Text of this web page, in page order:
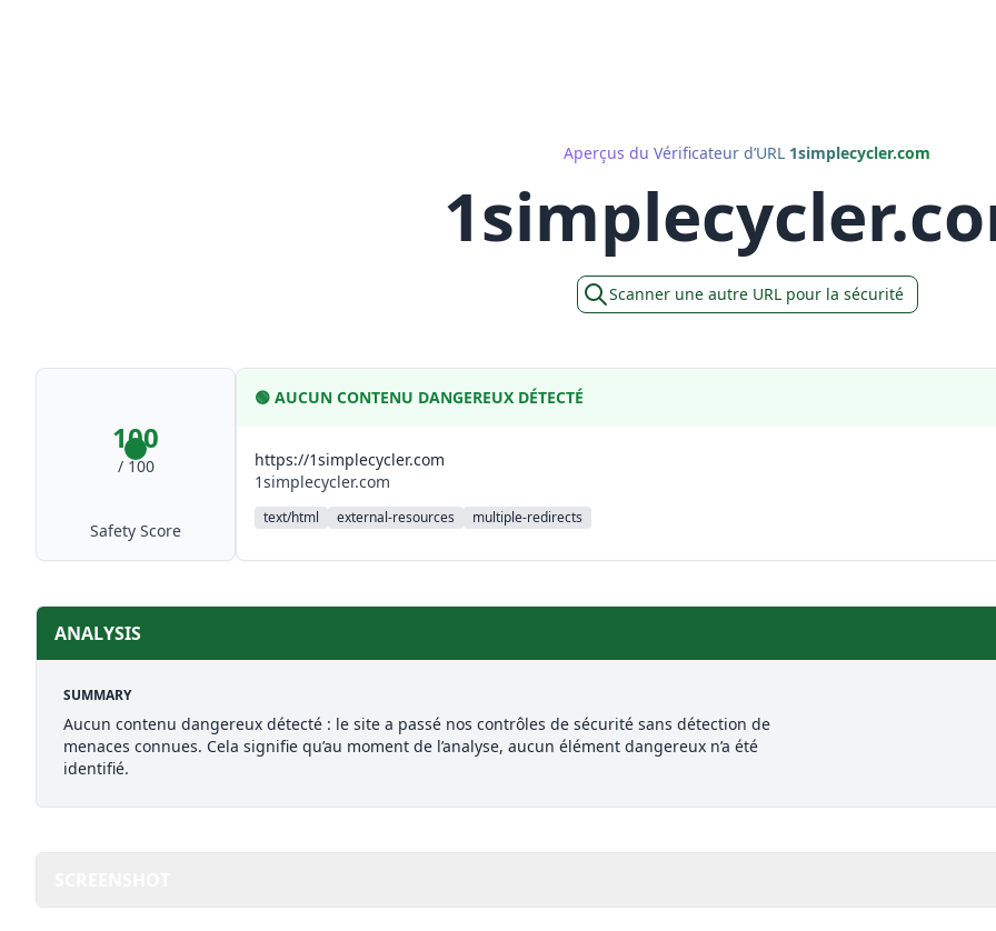
Aperçus du Vérificateur d’URL 1simplecycler.com
Scanner une autre URL pour la sécurité
100
/ 100
Safety Score
🟢 AUCUN CONTENU DANGEREUX DÉTECTÉ
https://1simplecycler.com
1simplecycler.com
text/html external-resources multiple-redirects
ANALYSIS
SUMMARY
Aucun contenu dangereux détecté : le site a passé nos contrôles de sécurité sans détection de
menaces connues. Cela signifie qu’au moment de l’analyse, aucun élément dangereux n’a été
identifié.